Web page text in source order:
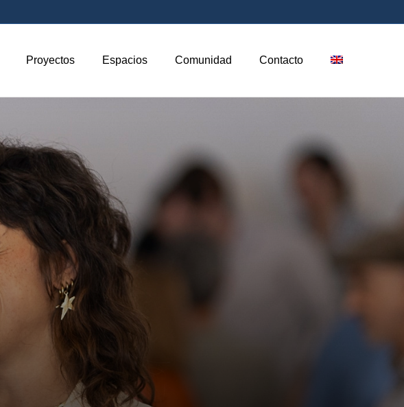
Proyectos Espacios Comunidad Contacto